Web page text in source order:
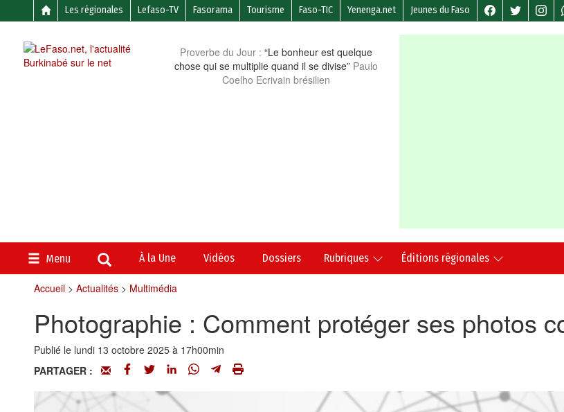
Les régionales Lefaso-TV Fasorama Tourisme Faso-TIC Yenenga.net Jeunes du Faso
Proverbe du Jour : “Le bonheur est quelque
chose qui se multiplie quand il se divise” Paulo
Coelho Ecrivain brésilien
Menu À la Une Vidéos Dossiers Rubriques Éditions régionales
Accueil> Actualités> Multimédia
Photographie : Comment protéger ses photos
Publié le lundi 13 octobre 2025 à 17h00min
PARTAGER :